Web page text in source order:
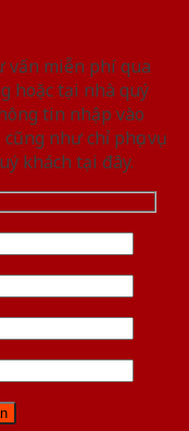
vấn miễn phí qua
hoặc tại nhà quý
tin nhập vào
như chỉ phục vụ
khách tại đây.